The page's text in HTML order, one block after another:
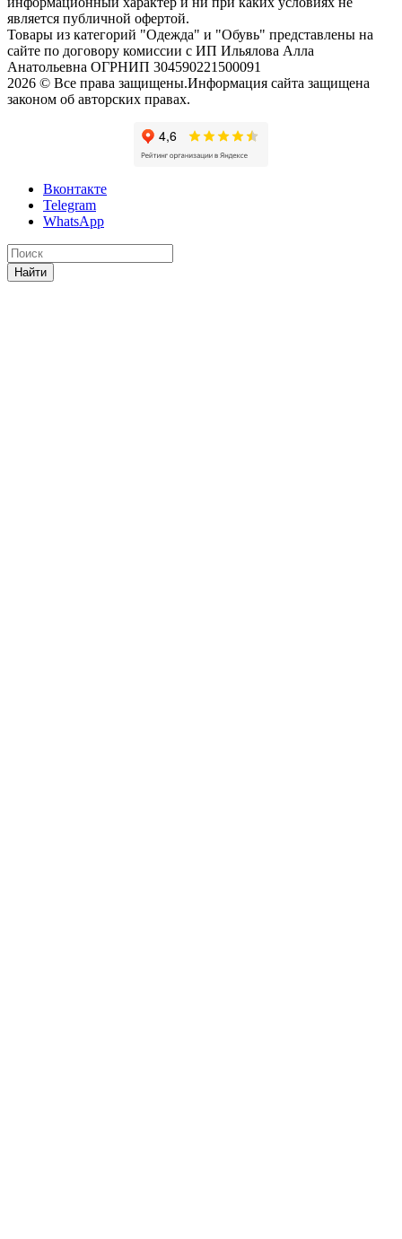
является публичной офертой.
Товары из категорий "Одежда" и "Обувь" представлены на
сайте по договору комиссии с ИП Ильялова Алла
Анатольевна ОГРНИП 304590221500091
2026 © Все права защищены.Информация сайта защищена
законом об авторских правах.
Вконтакте
Telegram
WhatsApp
Найти